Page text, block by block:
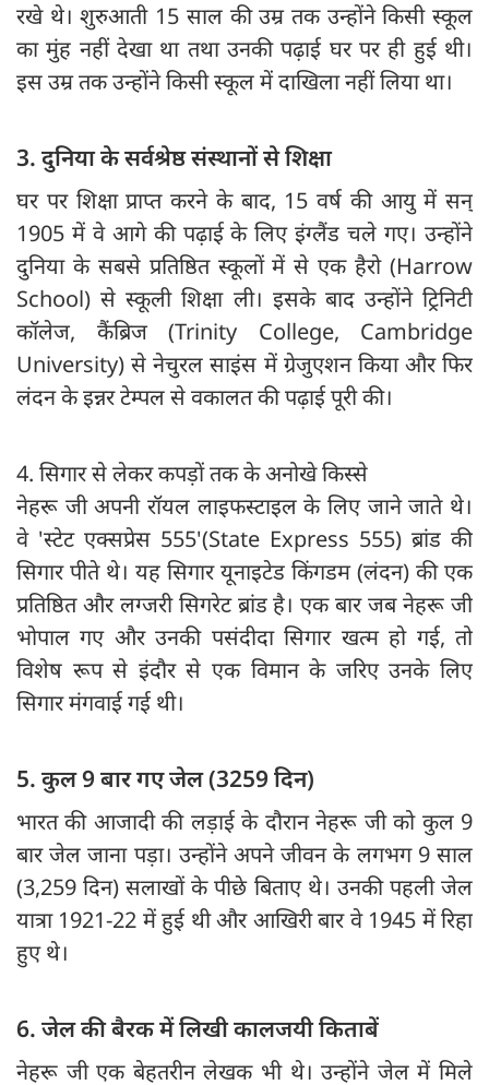
रखे थे। शुरुआती 15 साल की उम्र तक उन्होंने किसी स्कूल
का मुंह नहीं देखा था तथा उनकी पढ़ाई घर पर ही हुई थी।
इस उम्र तक उन्होंने किसी स्कूल में दाखिला नहीं लिया था।
3. दुनिया के सर्वश्रेष्ठ संस्थानों से शिक्षा
घर पर शिक्षा प्राप्त करने के बाद, 15 वर्ष की आयु में सन्
1905 में वे आगे की पढ़ाई के लिए इंग्लैंड चले गए। उन्होंने
दुनिया के सबसे प्रतिष्ठित स्कूलों में से एक हैरो (Harrow
School) से स्कूली शिक्षा ली। इसके बाद उन्होंने ट्रिनिटी
कॉलेज, कैंब्रिज (Trinity College, Cambridge
University) से नेचुरल साइंस में ग्रेजुएशन किया और फिर
लंदन के इन्नर टेम्पल से वकालत की पढ़ाई पूरी की।
4. सिगार से लेकर कपड़ों तक के अनोखे किस्से
नेहरू जी अपनी रॉयल लाइफस्टाइल के लिए जाने जाते थे।
वे 'स्टेट एक्सप्रेस 555'(State Express 555) ब्रांड की
सिगार पीते थे। यह सिगार यूनाइटेड किंगडम (लंदन) की एक
प्रतिष्ठित और लग्जरी सिगरेट ब्रांड है। एक बार जब नेहरू जी
भोपाल गए और उनकी पसंदीदा सिगार खत्म हो गई, तो
विशेष रूप से इंदौर से एक विमान के जरिए उनके लिए
सिगार मंगवाई गई थी।
5. कुल 9 बार गए जेल (3259 दिन)
भारत की आजादी की लड़ाई के दौरान नेहरू जी को कुल 9
बार जेल जाना पड़ा। उन्होंने अपने जीवन के लगभग 9 साल
(3,259 दिन) सलाखों के पीछे बिताए थे। उनकी पहली जेल
यात्रा 1921-22 में हुई थी और आखिरी बार वे 1945 में रिहा
हुए थे।
6. जेल की बैरक में लिखी कालजयी किताबें
नेहरू जी एक बेहतरीन लेखक भी थे। उन्होंने जेल में मिले